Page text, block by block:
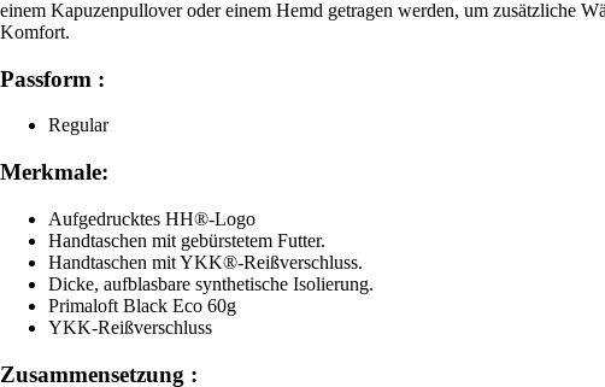
einem Kapuzenpullover oder einem Hemd getragen werden, um zusätzliche
Komfort.
Passform :
Regular
Merkmale:
Aufgedrucktes HH®-Logo
Handtaschen mit gebürstetem Futter.
Handtaschen mit YKK®-Reißverschluss.
Dicke, aufblasbare synthetische Isolierung.
Primaloft Black Eco 60g
YKK-Reißverschluss
Zusammensetzung :